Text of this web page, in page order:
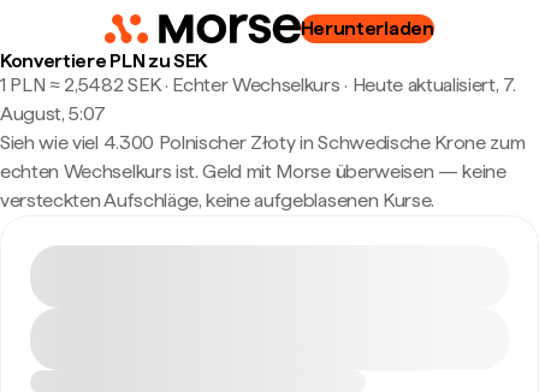
Herunterladen
Konvertiere PLN zu SEK
1 PLN ≈ 2,5482 SEK · Echter Wechselkurs · Heute aktualisiert, 7.
August, 5:07
Sieh wie viel 4.300 Polnischer Złoty in Schwedische Krone zum
echten Wechselkurs ist. Geld mit Morse überweisen — keine
versteckten Aufschläge, keine aufgeblasenen Kurse.